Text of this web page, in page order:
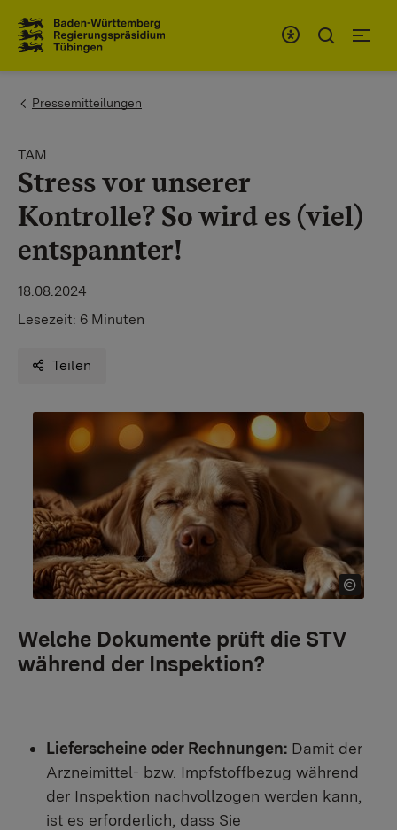
You are here:
Pressemitteilungen
TAM
Stress vor unserer
Kontrolle? So wird es (viel)
entspannter!
18.08.2024
Lesezeit: 6 Minuten
Teilen
Welche Dokumente prüft die STV
während der Inspektion?
Lieferscheine oder Rechnungen: Damit der
Arzneimittel- bzw. Impfstoffbezug während
der Inspektion nachvollzogen werden kann,
ist es erforderlich, dass Sie